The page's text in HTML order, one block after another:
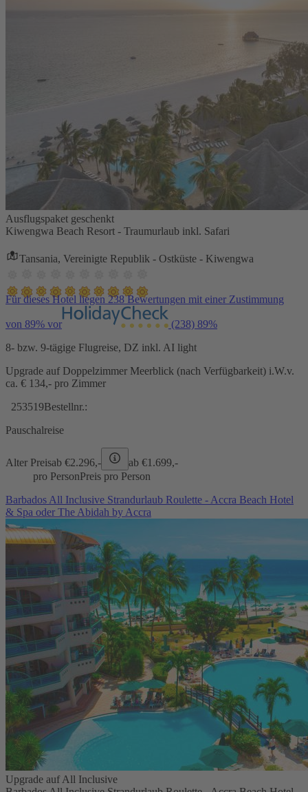
Ausflugspaket geschenkt
Kiwengwa Beach Resort - Traumurlaub inkl. Safari
Tansania, Vereinigte Republik - Ostküste - Kiwengwa
Für dieses Hotel liegen 238 Bewertungen mit einer Zustimmung
von 89% vor (238) 89%
8- bzw. 9-tägige Flugreise, DZ inkl. AI light
Upgrade auf Doppelzimmer Meerblick (nach Verfügbarkeit) i.W.v.
ca. € 134,- pro Zimmer
253519Bestellnr.:
Pauschalreise
Alter Preisab €2.296,- ab €1.699,-
pro PersonPreis pro Person
Barbados All Inclusive Strandurlaub Roulette - Accra Beach Hotel
& Spa oder The Abidah by Accra
Upgrade auf All Inclusive